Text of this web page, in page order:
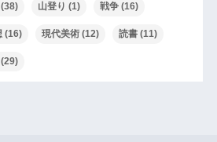
山登り (1) 戦争(16)
(16) 現代美術(12) 読書(11)